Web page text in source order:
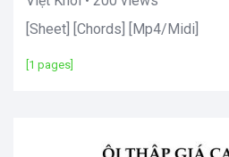
[Sheet] [Chords] [Mp4/Midi]
[1 pages]